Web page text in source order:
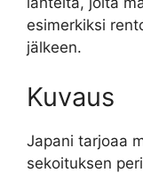
esimerkiksi
jälkeen.
Kuvaus
Japani tarjoaa
sekoituksen